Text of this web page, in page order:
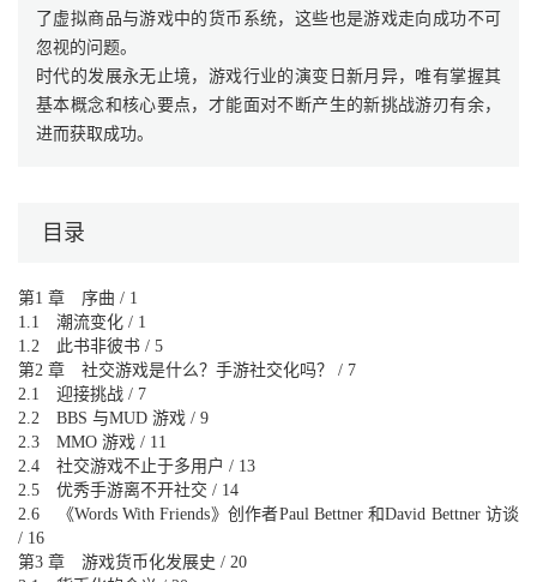
了虚拟商品与游戏中的货币系统，这些也是游戏走向成功不可
忽视的问题。
时代的发展永无止境，游戏行业的演变日新月异，唯有掌握其
基本概念和核心要点，才能面对不断产生的新挑战游刃有余，
进而获取成功。
目录
第1 章 序曲 / 1
1.1 潮流变化 / 1
1.2 此书非彼书 / 5
第2 章 社交游戏是什么？手游社交化吗？ / 7
2.1 迎接挑战 / 7
2.2 BBS 与MUD 游戏 / 9
2.3 MMO 游戏 / 11
2.4 社交游戏不止于多用户 / 13
2.5 优秀手游离不开社交 / 14
2.6 《Words With Friends》创作者Paul Bettner 和David Bettner 访谈
/ 16
第3 章 游戏货币化发展史 / 20